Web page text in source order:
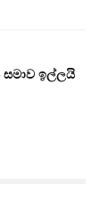
ඉල්ලයි